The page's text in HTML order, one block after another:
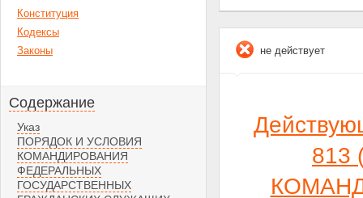
Конституция
Кодексы
Законы
Содержание
Указ
ПОРЯДОК И УСЛОВИЯ
КОМАНДИРОВАНИЯ
ФЕДЕРАЛЬНЫХ
ГОСУДАРСТВЕННЫХ
не действует
813